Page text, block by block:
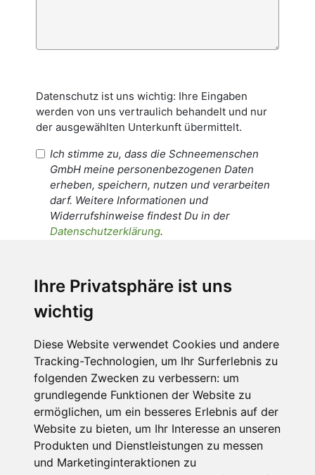
Ihre Privatsphäre ist uns
wichtig
Diese Website verwendet Cookies und andere
Tracking-Technologien, um Ihr Surferlebnis zu
folgenden Zwecken zu verbessern: um
grundlegende Funktionen der Website zu
ermöglichen, um ein besseres Erlebnis auf der
Website zu bieten, um Ihr Interesse an unseren
Produkten und Dienstleistungen zu messen
und Marketinginteraktionen zu
Datenschutz ist uns wichtig: Ihre Eingaben
werden von uns vertraulich behandelt und nur
der ausgewählten Unterkunft übermittelt.
Ich stimme zu, dass die Schneemenschen
GmbH meine personenbezogenen Daten
erheben, speichern, nutzen und verarbeiten
darf. Weitere Informationen und
Widerrufshinweise findest Du in der
Datenschutzerklärung.
personenbezogenen Daten an den
Empfänger dieser Nachricht weitergeleitet
werden dürfen. Weitere Informationen und
Widerrufshinweise findest Du in der
Datenschutzerklärung.
Anfrage abschicken
Diese Seite ist durch reCAPTCHA geschützt und es
gelten die GoogleDatenschutzerklärung und
Nutzungsbedingungen.